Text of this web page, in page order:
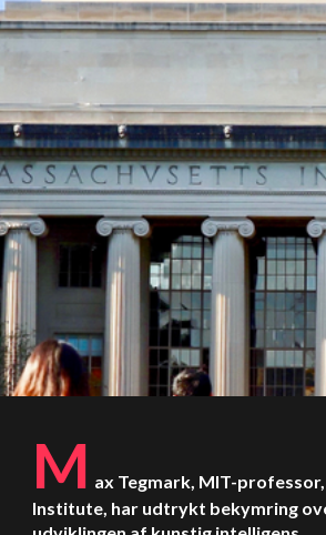
M ax Tegmark, MIT-
Institute, har udtrykt bekymring